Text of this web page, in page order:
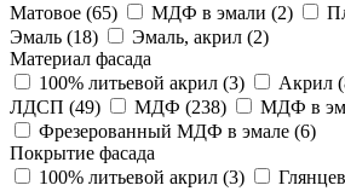
Матовое (65) МДФ в эмали (2)
Эмаль (18) Эмаль, акрил (2)
Материал фасада
100% литьевой акрил (3) Акрил (
ЛДСП (49) МДФ (238) МДФ в
Фрезерованный МДФ в эмале (6)
Покрытие фасада
100% литьевой акрил (3)